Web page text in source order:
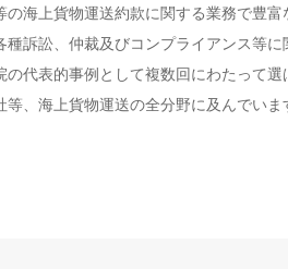
海上貨物運送約款に関する業務で豊
訴訟、仲裁及びコンプライアンス等
代表的事例として複数回にわたって
、海上貨物運送の全分野に及んでいま